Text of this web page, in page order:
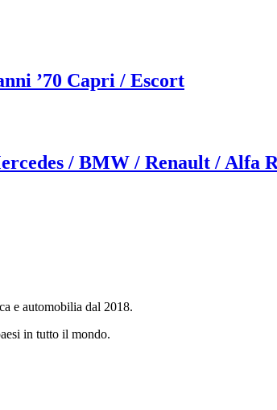
’70 Capri / Escort
/ BMW / Renault / Alfa
e automobilia dal 2018.
in tutto il mondo.